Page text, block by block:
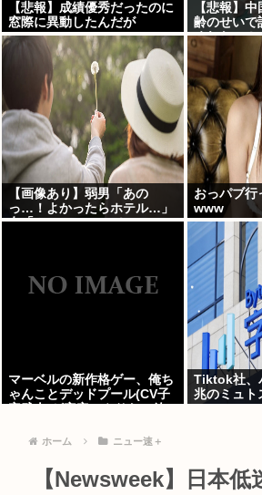
【悲報】成績優秀だったのに
窓際に異動したんだが
【悲報】
齢のせいで
くれない
り)
【画像あり】弱男「あの
っ…！よかったらホテル…」
女「ぷっwww」⇒！
おっパブ行
www
マーベルの新作格ゲー、俺ち
ゃんことデッドプール(CV子
Tiktok社、
兆のミュト
ホーム ニュー速＋
【Newsweek】日本低